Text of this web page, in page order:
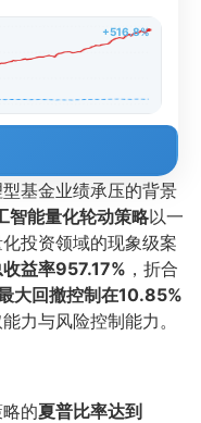
+516.8%
基金业绩承压的背景
智能量化轮动策略以一
投资领域的现象级案
益率957.17% ，折合
大回撤控制在10.85%
力与风险控制能力。
的夏普比率达到